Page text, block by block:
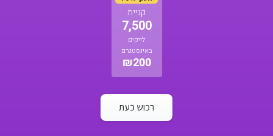
קניית
7,500
לייקים
באינסטגרם
₪200
רכוש כעת